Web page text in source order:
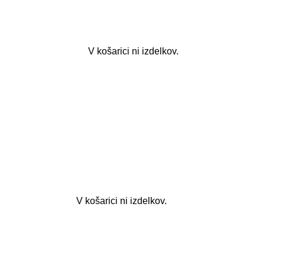
V košarici ni izdelkov.
V košarici ni izdelkov.